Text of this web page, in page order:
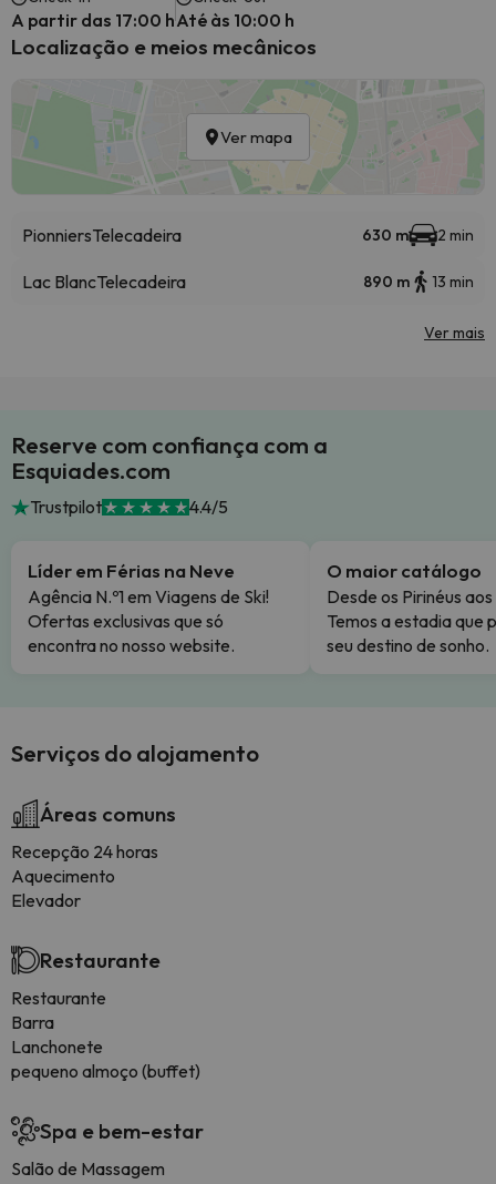
A partir das 17:00 hAté às 10:00 h
Localização e meios mecânicos
Ver mapa
PionniersTelecadeira 630 m 2 min
Lac BlancTelecadeira 890 m 13 min
Ver mais
Reserve com confiança com a
Esquiades.com
Trustpilot 4.4/5
Líder em Férias na Neve
Agência N.º1 em Viagens de Ski!
Ofertas exclusivas que só
encontra no nosso website.
O maior catálogo
Desde os Pirinéus
Temos a estadia que
seu destino de sonho.
Serviços do alojamento
Áreas comuns
Recepção 24 horas
Aquecimento
Elevador
Restaurante
Restaurante
Barra
Lanchonete
pequeno almoço (buffet)
Spa e bem-estar
Salão de Massagem